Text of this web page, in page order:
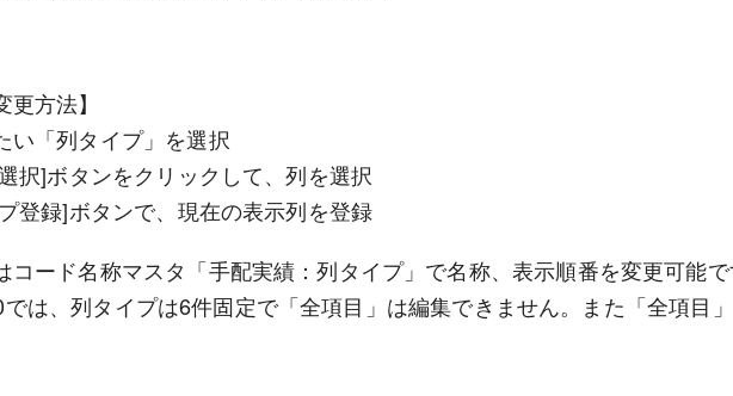
更方法】
「列タイプ」を選択
択]ボタンをクリックして、列を選択
登録]ボタンで、現在の表示列を登録
コード名称マスタ「手配実績：列タイプ」で名称、表示順番を変更可能で
では、列タイプは6件固定で「全項目」は編集できません。また「全項目